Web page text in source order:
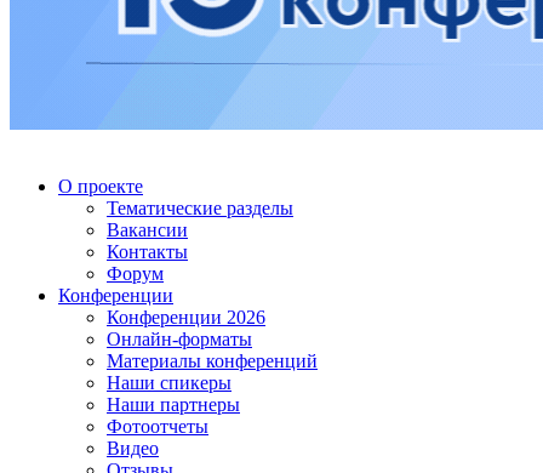
О проекте
Тематические разделы
Вакансии
Контакты
Форум
Конференции
Конференции 2026
Онлайн-форматы
Материалы конференций
Наши спикеры
Наши партнеры
Фотоотчеты
Видео